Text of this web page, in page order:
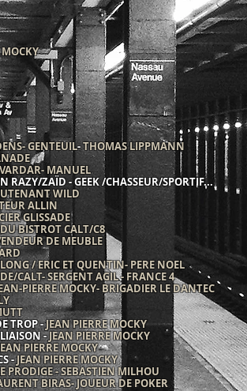
GENTEUIL-THOMAS LIPPMANN
MANUEL
RAZY/ZAÏD - GEEK /CHASSEUR/SPORTIF...
WILD
ALLIN
GLISSADE
BISTROT CALT/C8
DE MEUBLE
/ ERIC ET QUENTIN- PERE NOEL
CALT- SERGENT AGIL - FRANCE 4
PIERRE MOCKY- BRIGADIER LE DANTEC
TROP -JEAN PIERRE MOCKY
LIAISON -JEAN PIERRE MOCKY
PIERRE MOCKY
-JEAN PIERRE MOCKY
PRODIGE - SEBASTIEN MILHOU
BIRAS- JOUEUR DE POKER